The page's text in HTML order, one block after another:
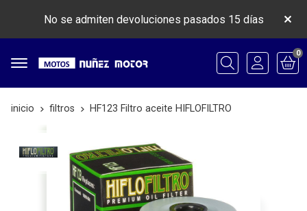
No se admiten devoluciones pasados 15 días
Buscar
0
inicio filtros HF123 Filtro aceite HIFLOFILTRO